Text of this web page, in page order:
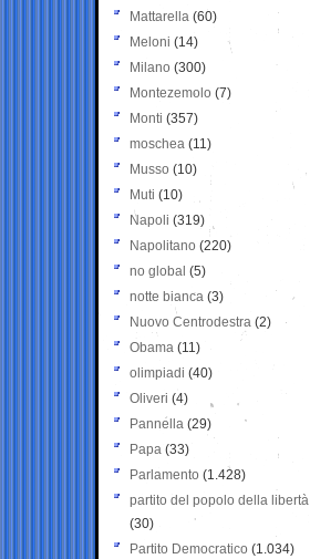
Mattarella (60)
Meloni (14)
Milano (300)
Montezemolo (7)
Monti (357)
moschea (11)
Musso (10)
Muti (10)
Napoli (319)
Napolitano (220)
no global (5)
notte bianca (3)
Nuovo Centrodestra (2)
Obama (11)
olimpiadi (40)
Oliveri (4)
Pannella (29)
Papa (33)
Parlamento (1.428)
partito del popolo della libertà
(30)
Partito Democratico (1.034)